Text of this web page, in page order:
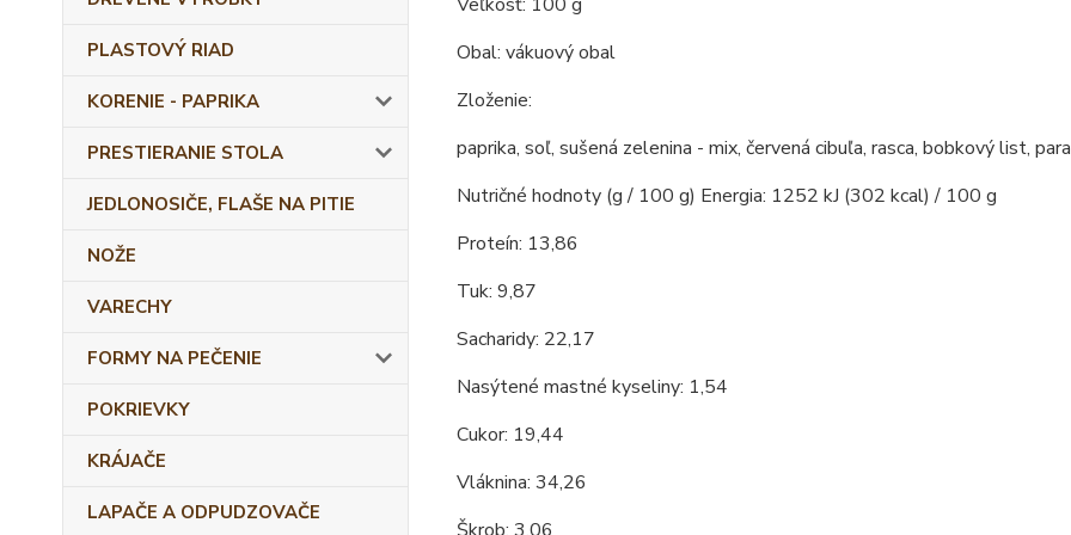
PLASTOVÝ RIAD
KORENIE - PAPRIKA
PRESTIERANIE STOLA
JEDLONOSIČE, FLAŠE NA PITIE
NOŽE
VARECHY
FORMY NA PEČENIE
POKRIEVKY
KRÁJAČE
LAPAČE A ODPUDZOVAČE
Obal: vákuový obal
Zloženie:
paprika, soľ, sušená zelenina - mix, červená cibuľa, rasca, bobkový list,
Nutričné hodnoty (g / 100 g) Energia: 1252 kJ (302 kcal) / 100 g
Proteín: 13,86
Tuk: 9,87
Sacharidy: 22,17
Nasýtené mastné kyseliny: 1,54
Cukor: 19,44
Vláknina: 34,26